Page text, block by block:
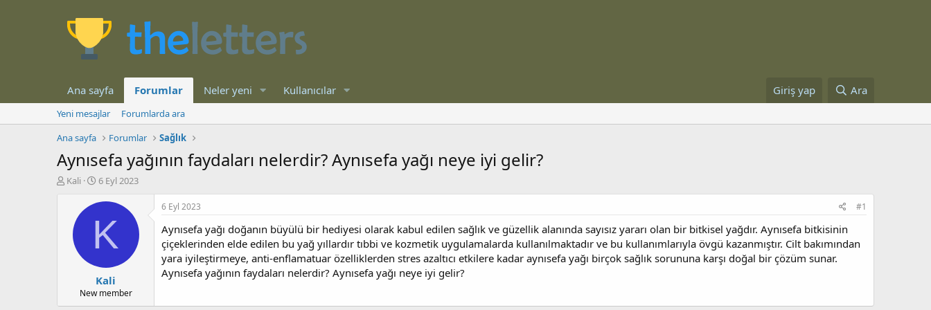
Ana sayfa Forumlar Neler yeni Kullanıcılar Giriş yap Ara
Yeni mesajlar
Forumlarda ara
Ana sayfa
Forumlar Sağlık
Aynısefa yağının faydaları nelerdir? Aynısefa yağı neye iyi gelir?
K
l
Kali
B
ş
a
n
ı
ç
t
a
6 Eyl 2023
K
Kali
New member
6 Eyl 2023 #1
Aynısefa yağı doğanın büyülü bir hediyesi olarak kabul edilen sağlık ve güzellik alanında sayısız yararı olan bir bitkisel yağdır. Aynısefa bitkisinin
çiçeklerinden elde edilen bu yağ yıllardır tıbbi ve kozmetik uygulamalarda kullanılmaktadır ve bu kullanımlarıyla övgü kazanmıştır. Cilt bakımından
yara iyileştirmeye, anti-enflamatuar özelliklerden stres azaltıcı etkilere kadar aynısefa yağı birçok sağlık sorununa karşı doğal bir çözüm sunar.
Aynısefa yağının faydaları nelerdir? Aynısefa yağı neye iyi gelir?